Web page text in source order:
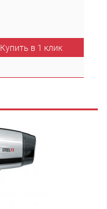
Купить в 1 клик